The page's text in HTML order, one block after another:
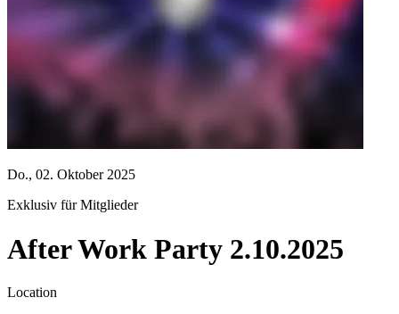
Do., 02. Oktober 2025
Exklusiv für Mitglieder
After Work Party 2.10.2025
Location